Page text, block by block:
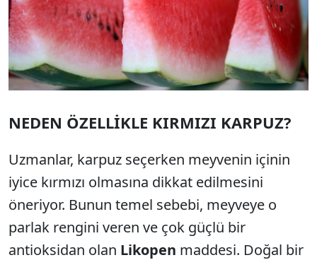
NEDEN ÖZELLİKLE KIRMIZI KARPUZ?
Uzmanlar, karpuz seçerken meyvenin içinin
iyice kırmızı olmasına dikkat edilmesini
öneriyor. Bunun temel sebebi, meyveye o
parlak rengini veren ve çok güçlü bir
antioksidan olan Likopen maddesi. Doğal bir